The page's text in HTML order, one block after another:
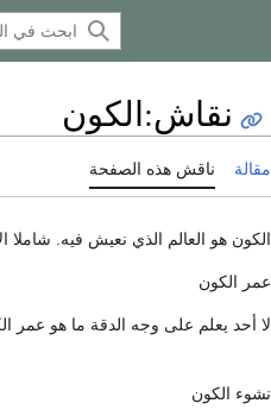
نقاش:الكون
مقالة ناقش هذه الصفحة
الكون هو العالم الذي نعيش فيه. شاملا
عمر الكون
لا أحد يعلم على وجه الدقة ما هو عمر
نشوء الكون